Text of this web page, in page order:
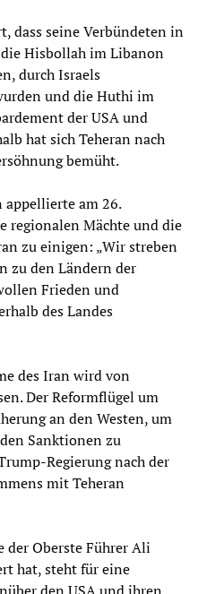
dass seine Verbündeten in
die Hisbollah im Libanon
durch Israels
und die Huthi im
der USA und
hat sich Teheran nach
bemüht.
appellierte am 26.
regionalen Mächte und die
zu einigen: „Wir streben
zu den Ländern der
Frieden und
des Landes
des Iran wird von
Der Reformflügel um
an den Westen, um
Sanktionen zu
Regierung nach der
mit Teheran
Oberste Führer Ali
hat, steht für eine